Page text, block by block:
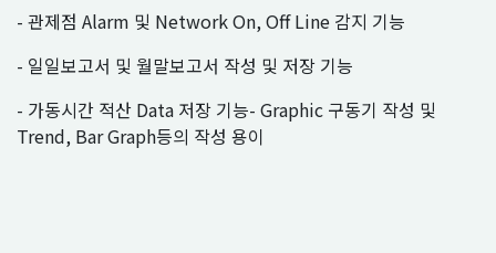
- 관제점 Alarm 및 Network On, Off Line 감지 기능
- 일일보고서 및 월말보고서 작성 및 저장 기능
- 가동시간 적산 Data 저장 기능- Graphic 구동기 작성 및
Trend, Bar Graph등의 작성 용이